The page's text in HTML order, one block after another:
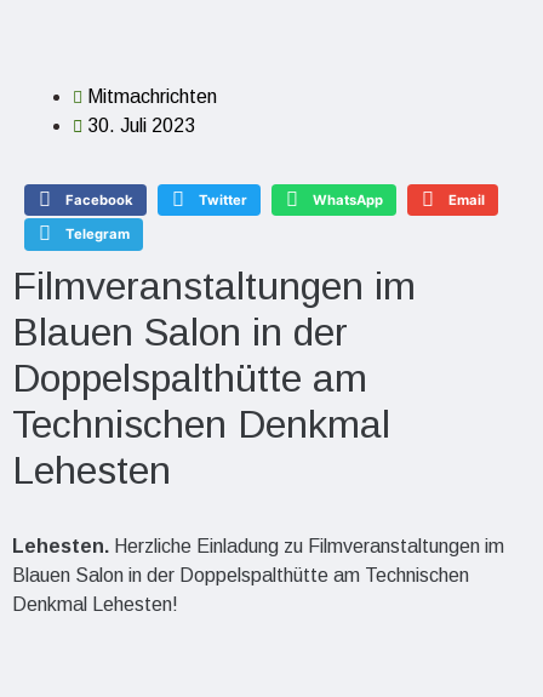
Mitmachrichten
30. Juli 2023
Facebook Twitter WhatsApp Email
Telegram
Filmveranstaltungen im
Blauen Salon in der
Doppelspalthütte am
Technischen Denkmal
Lehesten
Lehesten. Herzliche Einladung zu Filmveranstaltungen im
Blauen Salon in der Doppelspalthütte am Technischen
Denkmal Lehesten!